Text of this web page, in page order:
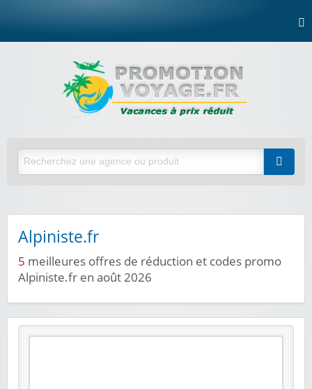
Alpiniste.fr
5 meilleures offres de réduction et codes promo
Alpiniste.fr en août 2026